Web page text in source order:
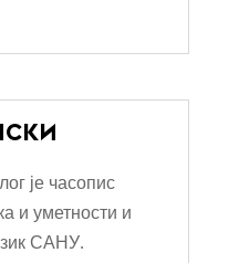
је часопис
и уметности и
САНУ.